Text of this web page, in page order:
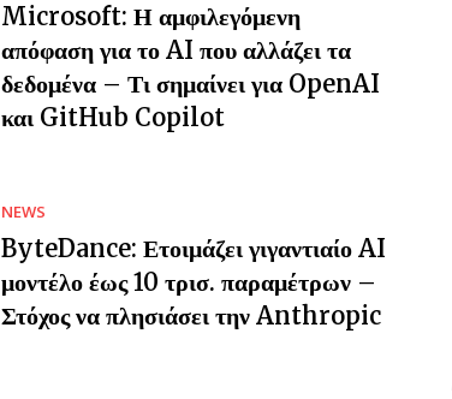
Microsoft: Η αμφιλεγόμενη
απόφαση για το AI που αλλάζει τα
δεδομένα – Τι σημαίνει για OpenAI
και GitHub Copilot
NEWS
ByteDance: Ετοιμάζει γιγαντιαίο AI
μοντέλο έως 10 τρισ. παραμέτρων –
Στόχος να πλησιάσει την Anthropic